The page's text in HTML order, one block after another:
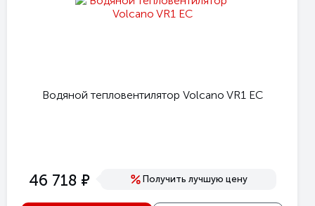
Водяной тепловентилятор Volcano VR1 EC
46 718 е Получить лучшую цену